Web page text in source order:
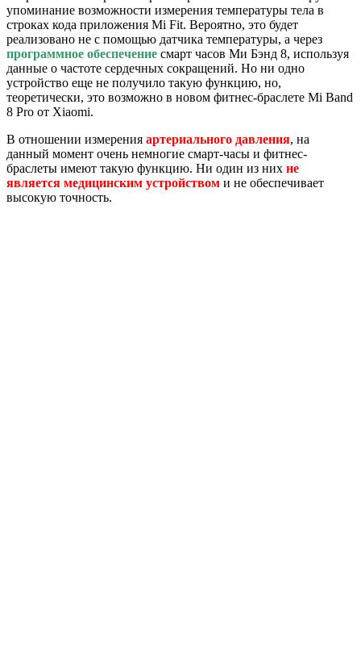
упоминание возможности измерения температуры тела в
строках кода приложения Mi Fit. Вероятно, это будет
реализовано не с помощью датчика температуры, а через
программное обеспечение смарт часов Ми Бэнд 8, используя
данные о частоте сердечных сокращений. Но ни одно
устройство еще не получило такую функцию, но,
теоретически, это возможно в новом фитнес-браслете Mi Band
8 Pro от Xiaomi.
В отношении измерения артериального давления, на
данный момент очень немногие смарт-часы и фитнес-
браслеты имеют такую функцию. Ни один из них не
является медицинским устройством и не обеспечивает
высокую точность.